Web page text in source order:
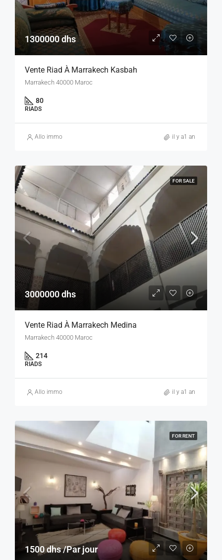
1300000 dhs
Vente Riad À Marrakech Kasbah
Marrakech 40000 Maroc
80
RIADS
Allo immo il y a1 an
FOR SALE
3000000 dhs
Vente Riad À Marrakech Medina
Marrakech 40000 Maroc
214
RIADS
Allo immo il y a1 an
FOR RENT
1500 dhs /Par jour